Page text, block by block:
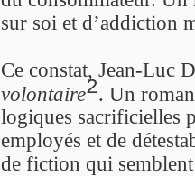
sur soi et d’addiction
Ce constat, Jean-Luc
volontaire2. Un
logiques sacrificielles
employés et de
de fiction qui